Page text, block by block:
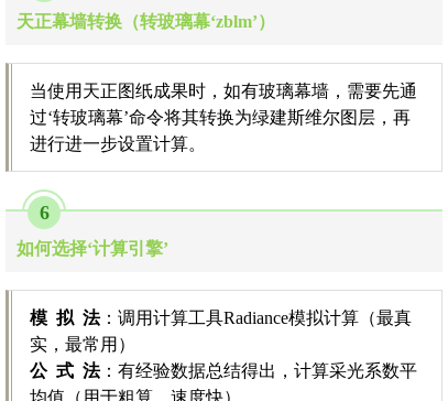
天正幕墙转换（转玻璃幕‘zblm’）
当使用天正图纸成果时，如有玻璃幕墙，需要先通
过‘转玻璃幕’命令将其转换为绿建斯维尔图层，再
进行进一步设置计算。
6
如何选择‘计算引擎’
模 拟 法：调用计算工具Radiance模拟计算（最真
实，最常用）
公 式 法：有经验数据总结得出，计算采光系数平